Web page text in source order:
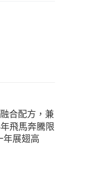
司）所提供，讓
合配方，兼
飛馬奔騰限
年展翅高